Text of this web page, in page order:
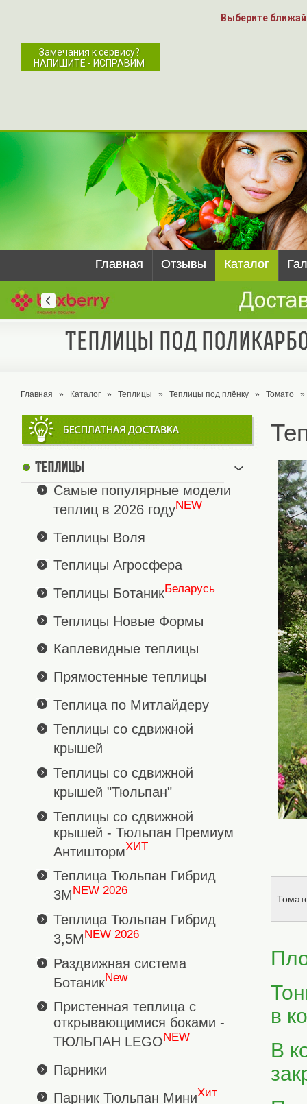
Выберите
Замечания к сервису?
НАПИШИТЕ - ИСПРАВИМ
Главная Отзывы Каталог
Теплицы под
Главная » Каталог » Теплицы » Теплицы под плёнку » Томато »
Теплицы
Самые популярные модели
теплиц в 2026 годуNEW
Теплицы Воля
Теплицы Агросфера
Теплицы БотаникБеларусь
Теплицы Новые Формы
Каплевидные теплицы
Прямостенные теплицы
Теплица по Митлайдеру
Теплицы со сдвижной
крышей
Теплицы со сдвижной
крышей "Тюльпан"
Теплицы со сдвижной
крышей - Тюльпан Премиум
АнтиштормХИТ
Теплица Тюльпан Гибрид
3М NEW 2026
Теплица Тюльпан Гибрид
3,5МNEW 2026
Раздвижная система
БотаникNew
Пристенная теплица с
открывающимися боками -
ТЮЛЬПАН LEGONEW
Парники
Парник Тюльпан МиниХит
в
В